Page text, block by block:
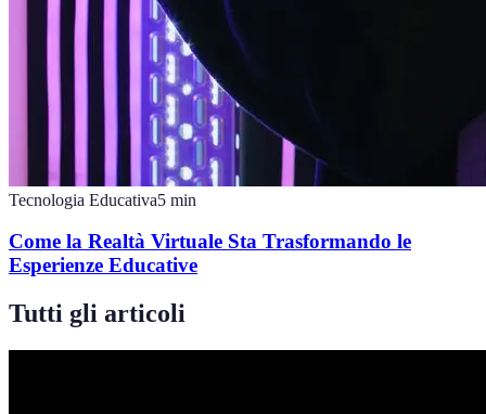
Tecnologia Educativa5 min
Come la Realtà Virtuale Sta Trasformando le
Esperienze Educative
Tutti gli articoli